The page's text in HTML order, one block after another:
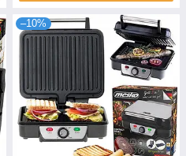
–10%